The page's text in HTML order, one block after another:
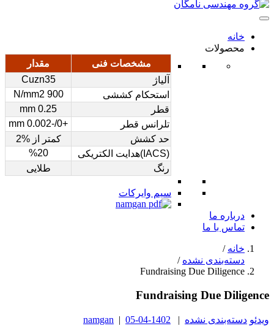
خانه
محصولات
مشخصات فنی
مقدار
آلیاژ
Cuzn35
استحکام کششی
900 N/mm2
قطر
0.25 mm
تلرانس قطر
+0/-0.002 mm
حد کشش
کمتر از %2
(IACS)هدایت الکتریکی
%20
رنگ
طلایی
سیم وایرکات
درباره ما
تماس با ما
خانه /
دسته‌بندی نشده /
Fundraising Due Diligence
Fundraising Due Diligence
ویدئو دسته‌بندی نشده |
1402-04-05
|
namgan